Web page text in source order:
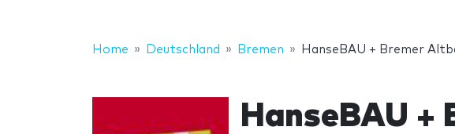
Home Deutschland Bremen HanseBAU + Bremer
HanseBAU